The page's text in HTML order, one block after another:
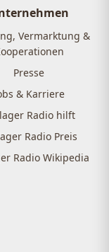
Vermarktung &
Presse
& Karriere
Radio hilft
Radio Preis
Radio Wikipedia